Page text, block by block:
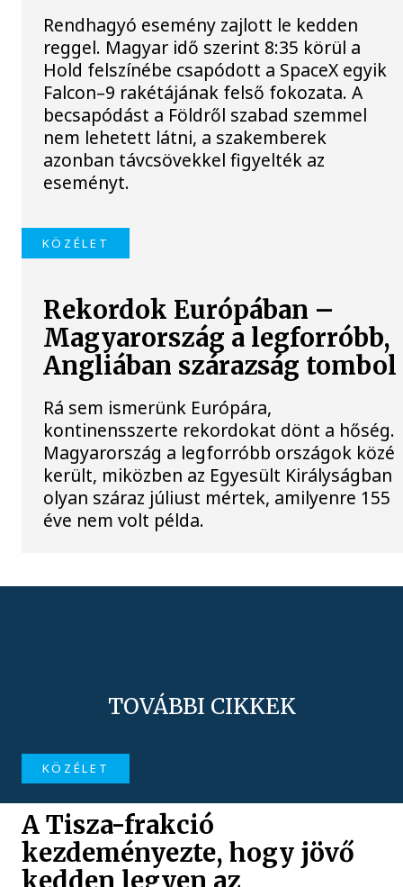
Rendhagyó esemény zajlott le kedden
reggel. Magyar idő szerint 8:35 körül a
Hold felszínébe csapódott a SpaceX egyik
Falcon–9 rakétájának felső fokozata. A
becsapódást a Földről szabad szemmel
nem lehetett látni, a szakemberek
azonban távcsövekkel figyelték az
eseményt.
KÖZÉLET
Rekordok Európában –
Magyarország a legforróbb,
Angliában szárazság tombol
Rá sem ismerünk Európára,
kontinensszerte rekordokat dönt a hőség.
Magyarország a legforróbb országok közé
került, miközben az Egyesült Királyságban
olyan száraz júliust mértek, amilyenre 155
éve nem volt példa.
TOVÁBBI CIKKEK
KÖZÉLET
A Tisza-frakció
kezdeményezte, hogy jövő